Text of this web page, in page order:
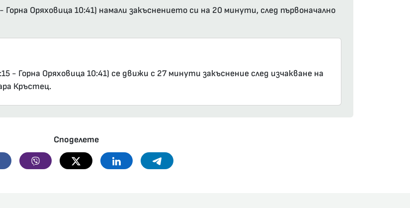
Оряховица 10:41) намали закъснението си на 20 минути, след първоначално
- Горна Оряховица 10:41) се движи с 27 минути закъснение след изчакване на
Кръстец.
Споделете
Facebook Viber Twitter Linkedin Telegram